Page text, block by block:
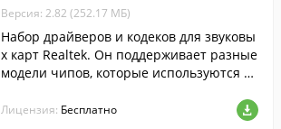
Версия: 2.82 (252.17 МБ)
Набор драйверов и кодеков для звуковы
х карт Realtek. Он поддерживает разные
модели чипов, которые используются в
Лицензия: Бесплатно